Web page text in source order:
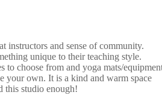
instructors and sense of community.
unique to their teaching style.
to choose from and yoga mats/
your own. It is a kind and warm space
this studio enough!